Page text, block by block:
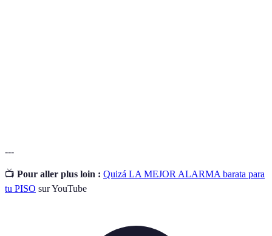
---
📺 Pour aller plus loin : Quizá LA MEJOR ALARMA barata para
tu PISO sur YouTube